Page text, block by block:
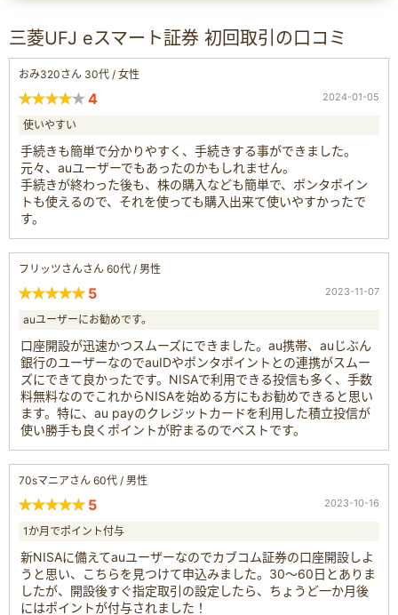
三菱UFJ eスマート証券 初回取引の口コミ
おみ320さん 30代 / 女性
4 2024-01-05
使いやすい
手続きも簡単で分かりやすく、手続きする事ができました。
元々、auユーザーでもあったのかもしれません。
手続きが終わった後も、株の購入なども簡単で、ポンタポイン
トも使えるので、それを使っても購入出来て使いやすかったで
す。
フリッツさんさん 60代 / 男性
5 2023-11-07
auユーザーにお勧めです。
口座開設が迅速かつスムーズにできました。au携帯、auじぶん
銀行のユーザーなのでauIDやポンタポイントとの連携がスムー
ズにできて良かったです。NISAで利用できる投信も多く、手数
料無料なのでこれからNISAを始める方にもお勧めできると思い
ます。特に、au payのクレジットカードを利用した積立投信が
使い勝手も良くポイントが貯まるのでベストです。
70sマニアさん 60代 / 男性
5 2023-10-16
1か月でポイント付与
新NISAに備えてauユーザーなのでカブコム証券の口座開設しよ
うと思い、こちらを見つけて申込みました。30〜60日とありま
したが、開設後すぐ指定取引の設定したら、ちょうど一か月後
にはポイントが付与されました！